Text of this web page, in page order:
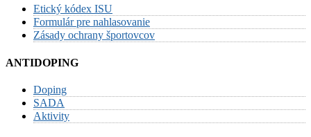
Etický kódex ISU
Formulár pre nahlasovanie
Zásady ochrany športovcov
ANTIDOPING
Doping
SADA
Aktivity